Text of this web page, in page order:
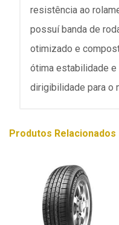
resistência ao
possuí banda de
otimizado e
ótima estabilidade
dirigibilidade para o
Produtos Relacionados